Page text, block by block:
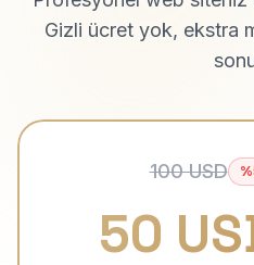
Gizli ücret yok, ekstra
100 USD
50